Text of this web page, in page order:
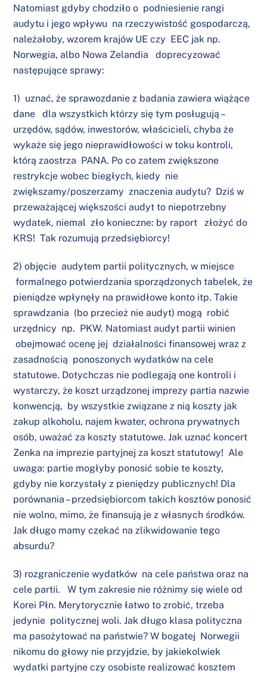
Natomiast gdyby chodziło o podniesienie rangi
audytu i jego wpływu na rzeczywistość gospodarczą,
należałoby, wzorem krajów UE czy EEC jak np.
Norwegia, albo Nowa Zelandia doprecyzować
następujące sprawy:
1) uznać, że sprawozdanie z badania zawiera wiążące
dane dla wszystkich którzy się tym posługują –
urzędów, sądów, inwestorów, właścicieli, chyba że
wykaże się jego nieprawidłowości w toku kontroli,
którą zaostrza PANA. Po co zatem zwiększone
restrykcje wobec biegłych, kiedy nie
zwiększamy/poszerzamy znaczenia audytu? Dziś w
przeważającej większości audyt to niepotrzebny
wydatek, niemal zło konieczne: by raport złożyć do
KRS! Tak rozumują przedsiębiorcy!
2) objęcie audytem partii politycznych, w miejsce
formalnego potwierdzania sporządzonych tabelek, że
pieniądze wpłynęły na prawidłowe konto itp. Takie
sprawdzania (bo przecież nie audyt) mogą robić
urzędnicy np. PKW. Natomiast audyt partii winien
obejmować ocenę jej działalności finansowej wraz z
zasadnością ponoszonych wydatków na cele
statutowe. Dotychczas nie podlegają one kontroli i
wystarczy, że koszt urządzonej imprezy partia nazwie
konwencją, by wszystkie związane z nią koszty jak
zakup alkoholu, najem kwater, ochrona prywatnych
osób, uważać za koszty statutowe. Jak uznać koncert
Zenka na imprezie partyjnej za koszt statutowy! Ale
uwaga: partie mogłyby ponosić sobie te koszty,
gdyby nie korzystały z pieniędzy publicznych! Dla
porównania – przedsiębiorcom takich kosztów ponosić
nie wolno, mimo, że finansują je z własnych środków.
Jak długo mamy czekać na zlikwidowanie tego
absurdu?
3) rozgraniczenie wydatków na cele państwa oraz na
cele partii. W tym zakresie nie różnimy się wiele od
Korei Płn. Merytorycznie łatwo to zrobić, trzeba
jedynie politycznej woli. Jak długo klasa polityczna
ma pasożytować na państwie? W bogatej Norwegii
nikomu do głowy nie przyjdzie, by jakiekolwiek
wydatki partyjne czy osobiste realizować kosztem